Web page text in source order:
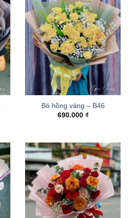
Bó hồng vàng – B46
690.000 ₫